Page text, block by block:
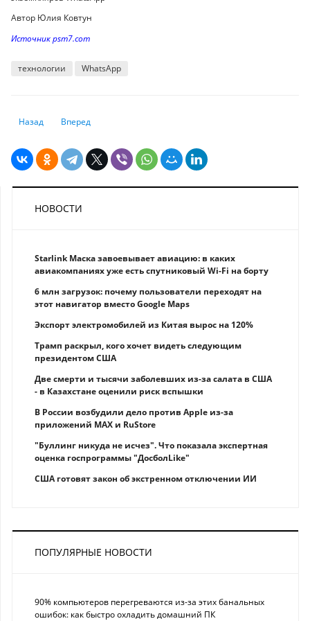
Автор Юлия Ковтун
Источник psm7.com
технологии WhatsApp
Предыдущий: Один из крупнейших техногигантов рекордно
Назад Следующий: Apple, как сообщается, пытается внедрить
Вперед
НОВОСТИ
Starlink Маска завоевывает авиацию: в каких
авиакомпаниях уже есть спутниковый Wi-Fi на борту
6 млн загрузок: почему пользователи переходят на
этот навигатор вместо Google Maps
Экспорт электромобилей из Китая вырос на 120%
Трамп раскрыл, кого хочет видеть следующим
президентом США
Две смерти и тысячи заболевших из-за салата в США
- в Казахстане оценили риск вспышки
В России возбудили дело против Apple из-за
приложений MAX и RuStore
"Буллинг никуда не исчез". Что показала экспертная
оценка госпрограммы "ДосболLike"
США готовят закон об экстренном отключении ИИ
ПОПУЛЯРНЫЕ НОВОСТИ
90% компьютеров перегреваются из-за этих банальных
ошибок: как быстро охладить домашний ПК